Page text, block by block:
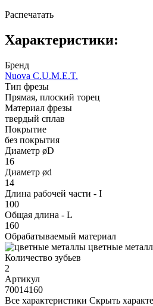
Распечатать
Характеристики:
Бренд
Nuova C.U.M.E.T.
Тип фрезы
Прямая, плоский торец
Материал фрезы
твердый сплав
Покрытие
без покрытия
Диаметр øD
16
Диаметр ød
14
Длина рабочей части - I
100
Общая длина - L
160
Обрабатываемый материал
цветные
Количество зубьев
2
Артикул
70014160
Все характеристики Скрыть